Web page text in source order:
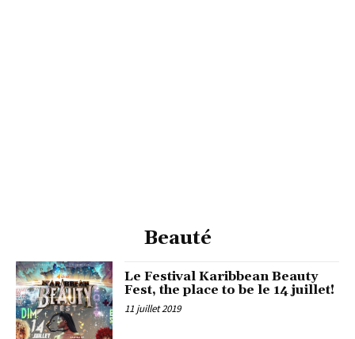
Beauté
Le Festival Karibbean Beauty
Fest, the place to be le 14 juillet!
11 juillet 2019